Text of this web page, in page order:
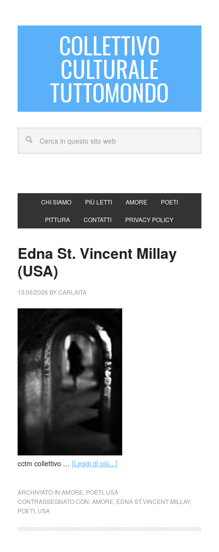
COLLETTIVO
CULTURALE
TUTTOMONDO
CHI SIAMO PIÙ LETTI AMORE POETI
PITTURA CONTATTI PRIVACY POLICY
Edna St. Vincent Millay
(USA)
13/06/2026 BYCARLAITA
cctm collettivo … [Leggi di più...]
ARCHIVIATO IN:AMORE POETI, USA
CONTRASSEGNATO CON:AMORE EDNA ST.VINCENT MILLAY,
POETI, USA